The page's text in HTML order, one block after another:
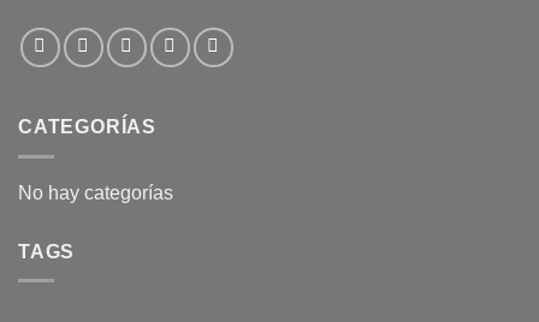
CATEGORÍAS
No hay categorías
TAGS